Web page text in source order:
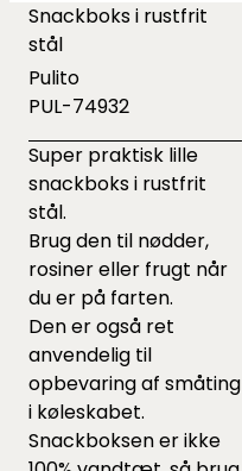
Snackboks i rustfrit
stål
Pulito
PUL-74932
Super praktisk lille
snackboks i rustfrit
stål.
Brug den til nødder,
rosiner eller frugt når
du er på farten.
Den er også ret
anvendelig til
opbevaring af småting
i køleskabet.
Snackboksen er ikke